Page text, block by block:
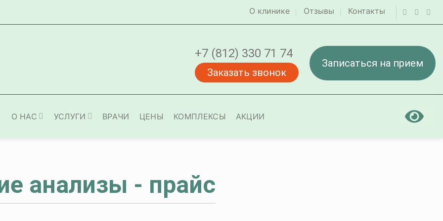
О клинике Отзывы Контакты
+7 (812) 330 71 74
Заказать звонок
Записаться на прием
О НАС УСЛУГИ ВРАЧИ ЦЕНЫ КОМПЛЕКСЫ АКЦИИ
анализы - прайс